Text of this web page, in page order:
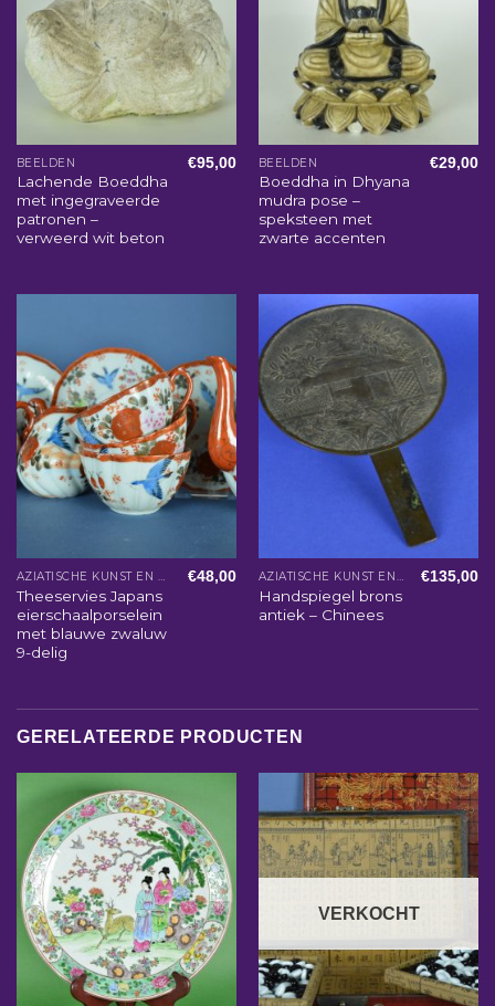
BEELDEN
Lachende Boeddha
met ingegraveerde
patronen –
verweerd wit beton
€95,00 BEELDEN
Boeddha in Dhyana
mudra pose –
speksteen met
zwarte accenten
€29,00
AZIATISCHE KUNST EN WOONACCESSOIRES
Theeservies Japans
eierschaalporselein
met blauwe zwaluw
9-delig
€48,00 AZIATISCHE KUNST EN WOONACCESSOIRES
Handspiegel brons
antiek – Chinees
€135,00
GERELATEERDE PRODUCTEN
VERKOCHT